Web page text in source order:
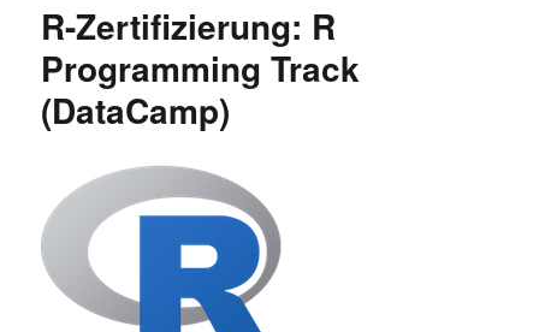
R-Zertifizierung: R
Programming Track
(DataCamp)